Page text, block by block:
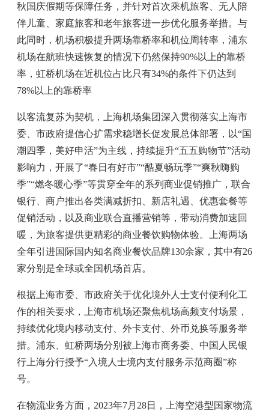
秋国庆假期等保障任务，并针对首次乘机旅客、无人陪
伴儿童、家庭旅客和老年旅客进一步优化服务举措。与
此同时，机场积极提升两场靠桥率和机位周转率，浦东
机场在航班快速恢复的情况下仍然保持90%以上的靠桥
率，虹桥机场在近机位占比只有34%的条件下仍达到
78%以上的靠桥率
以客流复苏为契机，上海机场集团深入贯彻落实上海市
委、市政府提信心扩需求稳增长促发展总体部署，以“国
潮四季，美好申活”为主线，持续提升“五五购物节”活动
影响力，开展了“春日有好市”“酷夏畅玩季”“爽秋嗨购
季”“燃冬暖心季”等贯穿全年的系列商业促销推广，联合
银行、商户推出各类满减折扣、新店礼遇、优惠套餐等
促销活动，以及商业联合直播营销等，带动消费加速回
暖，为旅客提供更精彩的商业餐饮购物体验。上海两场
全年引进国际国内知名商业餐饮品牌130余家，其中有26
家分别是全球或全国机场首店。
根据上海市委、市政府关于优化境外人士支付便利化工
作的相关要求，上海市机场还聚焦机场高频支付场景，
持续优化境内移动支付、外卡支付、外币兑换等服务举
措。浦东、虹桥两场分别被上海市商务委、中国人民银
行上海分行授予“入境人士境内支付服务示范商圈”称
号。
在物流业务方面，2023年7月28日，上海空港型国家物流